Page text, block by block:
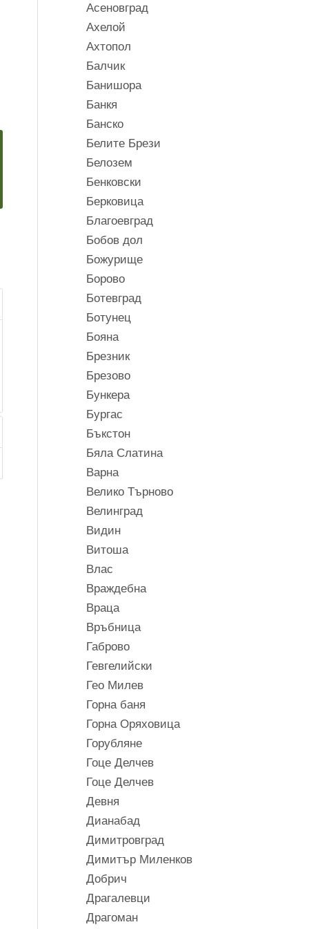
Асеновград
Ахелой
Ахтопол
Балчик
Банишора
Банкя
Банско
Белите Брези
Белозем
Бенковски
Берковица
Благоевград
Бобов дол
Божурище
Борово
Ботевград
Ботунец
Бояна
Брезник
Брезово
Бункера
Бургас
Бъкстон
Бяла Слатина
Варна
Велико Търново
Велинград
Видин
Витоша
Влас
Враждебна
Враца
Връбница
Габрово
Гевгелийски
Гео Милев
Горна баня
Горна Оряховица
Горубляне
Гоце Делчев
Гоце Делчев
Девня
Дианабад
Димитровград
Димитър Миленков
Добрич
Драгалевци
Драгоман